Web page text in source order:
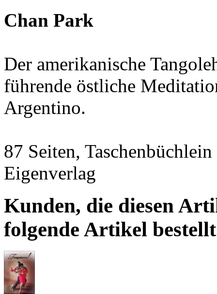
Chan Park
Der amerikanische
führende östliche
Argentino.
87 Seiten,
Eigenverlag
Kunden, die diesen
folgende Artikel